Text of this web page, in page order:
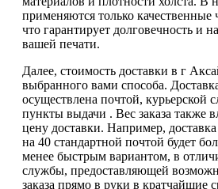
применяются только качественные
что гарантирует долговечность и
вашей печати.
Далее, стоимость доставки в г
выбранного вами способа.
осуществлена почтой, курьерской
пункты выдачи . Вес заказа также
цену доставки. Например, доставка
на 40 стандартной почтой будет
менее быстрым вариантом, в
службы, предоставляющей
заказа прямо в руки в кратчайшие